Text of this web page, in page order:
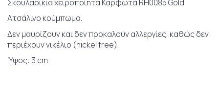
Σκουλαρίκια χειροποίητα Καρφωτά RH0085 Gold
Ατσάλινο κούμπωμα.
Δεν μαυρίζουν και δεν προκαλούν αλλεργίες, καθώς δεν
περιέχουν νικέλιο (nickel free).
Ύψος: 3 cm